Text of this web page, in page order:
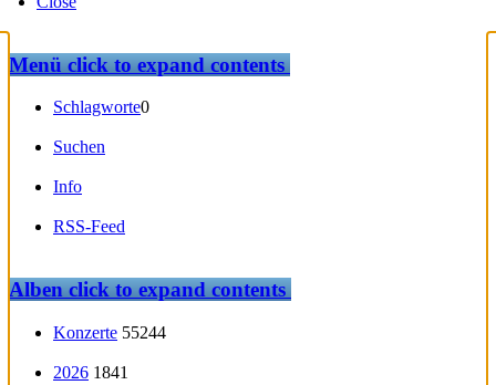
Menüclick to expand contents
Schlagworte0
Suchen
Info
RSS-Feed
Albenclick to expand contents
Konzerte 55244
2026 1841